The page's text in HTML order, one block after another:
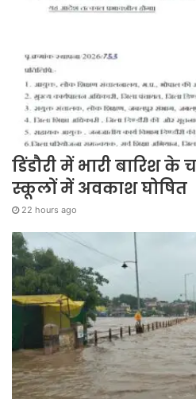
डिंडौरी में भारी बारिश
स्कूलों में अवकाश घोषित
22 hours ago